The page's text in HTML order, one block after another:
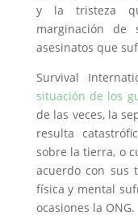
y la tristeza
marginación
asesinatos que
Survival
situación de los
de las veces, la
resulta
sobre la tierra, o
acuerdo con sus
física y mental
ocasiones la ONG.